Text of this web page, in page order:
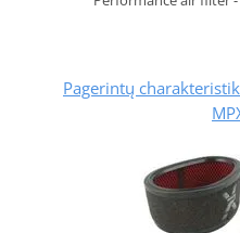
Pagerintų